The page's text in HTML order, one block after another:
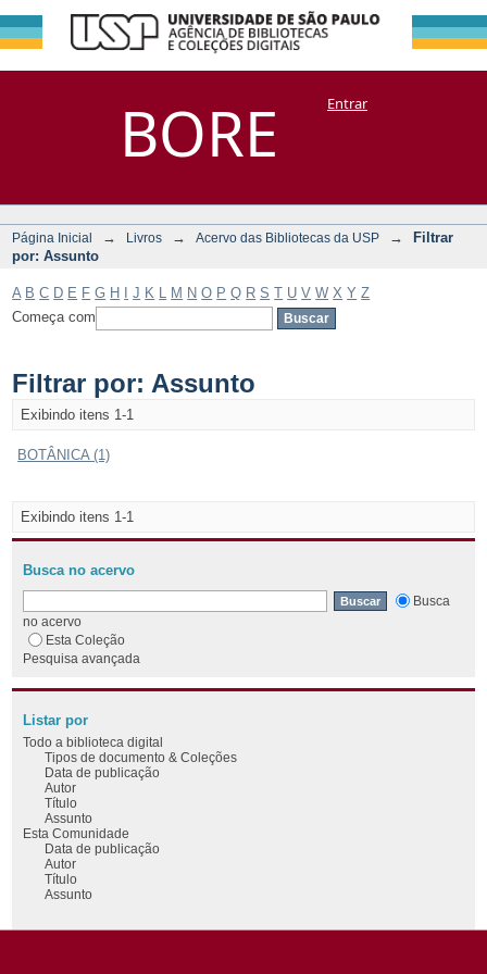
BORE
Filtrar por:
Assunto
DSpace/Manakin + CoriscoEntrar
Página Inicial → Livros → Acervo das Bibliotecas da USP →
Filtrar
por: Assunto
A B C D E F G H J K M N O P Q R S T U V W X Y Z
Começa com
Filtrar por: Assunto
Exibindo itens 1-1
BOTÂNICA (1)
Exibindo itens 1-1
Busca no acervo
Busca
no acervo
Esta Coleção
Pesquisa avançada
Listar por
Todo a biblioteca digital
Tipos de documento & Coleções
Data de publicação
Autor
Título
Assunto
Esta Comunidade
Data de publicação
Autor
Título
Assunto